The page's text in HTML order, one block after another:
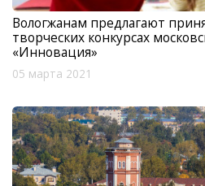
Вологжанам предлагают
творческих конкурсах
«Инновация»
05 марта 2021